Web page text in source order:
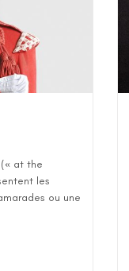
at the
les
ou une